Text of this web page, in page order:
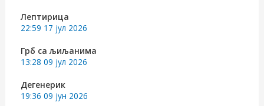
Лептирица
22:59 17 јул 2026
Грб са љиљанима
13:28 09 јул 2026
Дегенерик
19:36 09 јун 2026